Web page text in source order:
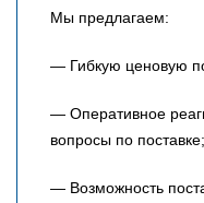
Мы предлагаем:
— Гибкую ценовую
— Оперативное
вопросы по поставке;
— Возможность